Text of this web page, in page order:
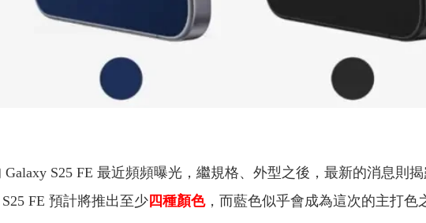
Galaxy S25 FE 最近頻頻曝光，繼規格、外型之後，最新的消息則
FE 預計將推出至少 四種顏色，而藍色似乎會成為這次的主打色